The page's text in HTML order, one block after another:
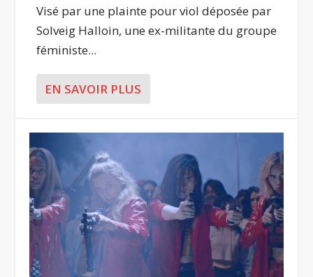
Visé par une plainte pour viol déposée par
Solveig Halloin, une ex-militante du groupe
féministe...
EN SAVOIR PLUS